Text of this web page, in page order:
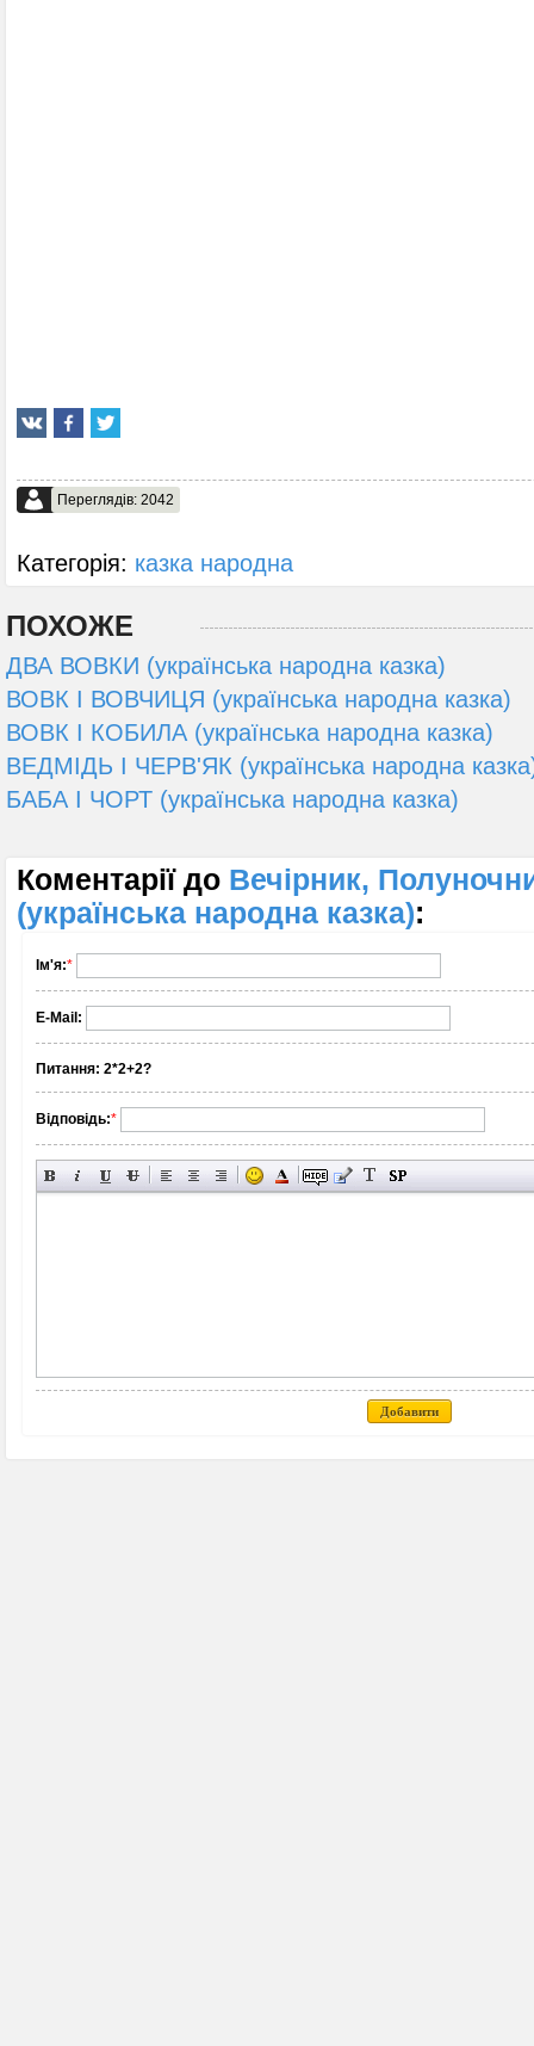
Переглядів: 2042
Категорія: казка народна
ПОХОЖЕ
ДВА ВОВКИ (українська народна казка)
ВОВК І ВОВЧИЦЯ (українська народна казка)
ВОВК І КОБИЛА (українська народна казка)
ВЕДМІДЬ І ЧЕРВ'ЯК (українська народна
БАБА І ЧОРТ (українська народна казка)
Коментарії до Вечірник,
(українська народна казка):
Ім'я:*
E-Mail:
Питання: 2*2+2?
Відповідь:*
Добавити